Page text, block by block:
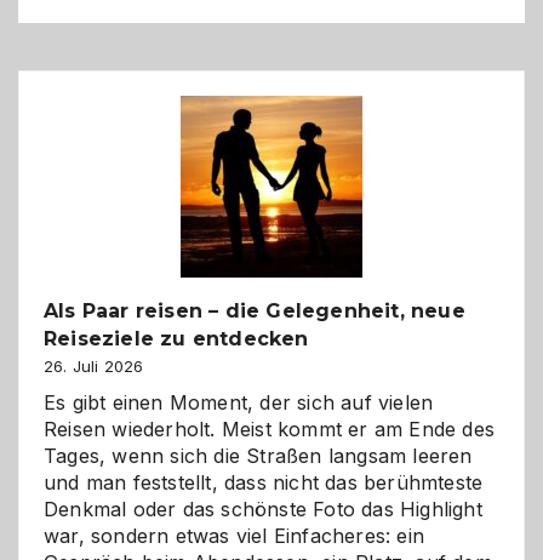
Als Paar reisen – die Gelegenheit, neue
Reiseziele zu entdecken
26. Juli 2026
Es gibt einen Moment, der sich auf vielen
Reisen wiederholt. Meist kommt er am Ende des
Tages, wenn sich die Straßen langsam leeren
und man feststellt, dass nicht das berühmteste
Denkmal oder das schönste Foto das Highlight
war, sondern etwas viel Einfacheres: ein